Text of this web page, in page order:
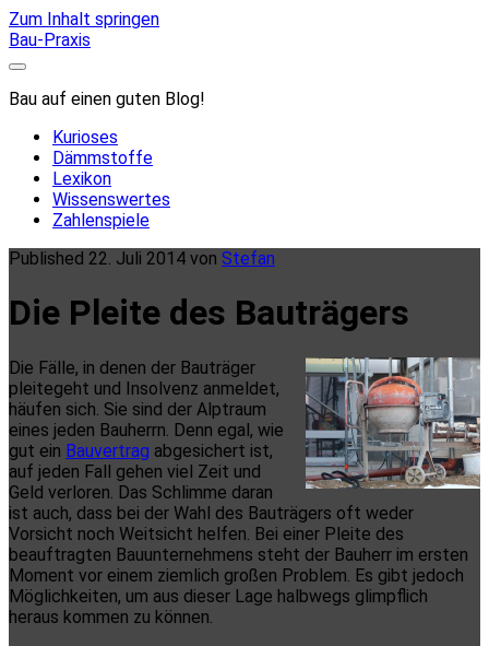
Zum Inhalt springen
Bau-Praxis
Bau auf einen guten Blog!
Kurioses
Dämmstoffe
Lexikon
Wissenswertes
Zahlenspiele
Published 22. Juli 2014 von Stefan
Die Pleite des Bauträgers
Die Fälle, in denen der Bauträger
pleitegeht und Insolvenz anmeldet,
häufen sich. Sie sind der Alptraum
eines jeden Bauherrn. Denn egal, wie
gut ein Bauvertrag abgesichert ist,
auf jeden Fall gehen viel Zeit und
Geld verloren. Das Schlimme daran
ist auch, dass bei der Wahl des Bauträgers oft weder
Vorsicht noch Weitsicht helfen. Bei einer Pleite des
beauftragten Bauunternehmens steht der Bauherr im ersten
Moment vor einem ziemlich großen Problem. Es gibt jedoch
Möglichkeiten, um aus dieser Lage halbwegs glimpflich
heraus kommen zu können.